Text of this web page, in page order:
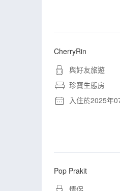
CherryRin
與好友旅遊
珍寶生態房
入住於2025年
Pop Prakit
情侶